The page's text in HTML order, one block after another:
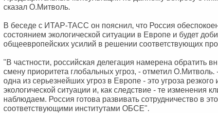
сказал О.Митволь.
В беседе с ИТАР-ТАСС он пояснил, что Россия
состоянием экологической ситуации в Европе и будет
общеевропейских усилий в решении соответствующих
"В частности, российская делегация намерена обратить
смену приоритета глобальных угроз, - отметил
одна из серьезнейших угроз в Европе - это угроза резкого
экологической ситуации и, как следствие - те изменения
наблюдаем. Россия готова развивать сотрудничество в
соответствующими институтами ОБСЕ".